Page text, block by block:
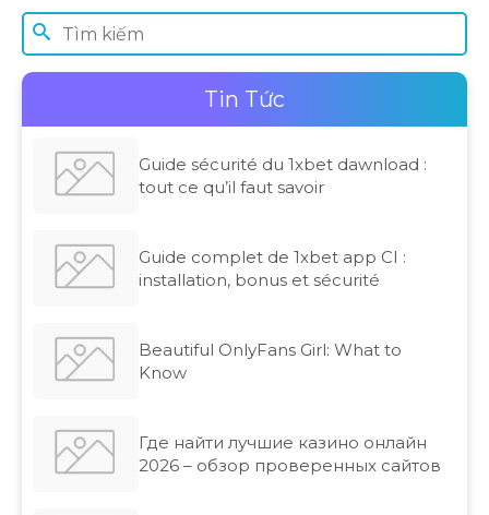
ưu trải nghiệm thị giác, hiển thị chi tiết
thông tin sản phẩm và đánh giá thực tế từ
người dùng, giúp nâng tầm thương hiệu và
thúc đẩy doanh số trực tuyến.
Tin Tức
Guide sécurité du 1xbet dawnload :
tout ce qu’il faut savoir
Guide complet de 1xbet app CI :
installation, bonus et sécurité
Beautiful OnlyFans Girl: What to
Know
Где найти лучшие казино онлайн
2026 – обзор проверенных сайтов